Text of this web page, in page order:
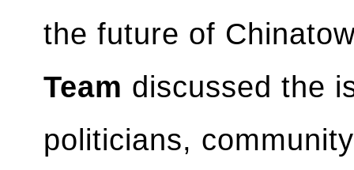
the future of
Team discussed the
politicians,